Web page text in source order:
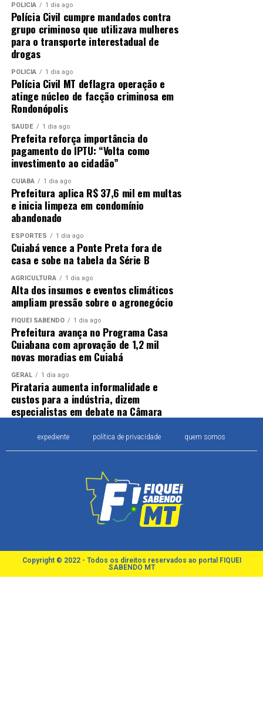
POLÍCIA 1 dia ago
Polícia Civil cumpre mandados contra
grupo criminoso que utilizava mulheres
para o transporte interestadual de
drogas
POLÍCIA 1 dia ago
Polícia Civil MT deflagra operação e
atinge núcleo de facção criminosa em
Rondonópolis
SAÚDE 1 dia ago
Prefeita reforça importância do
pagamento do IPTU: “Volta como
investimento ao cidadão”
CUIABÁ 1 dia ago
Prefeitura aplica R$ 37,6 mil em multas
e inicia limpeza em condomínio
abandonado
ESPORTES 1 dia ago
Cuiabá vence a Ponte Preta fora de
casa e sobe na tabela da Série B
AGRICULTURA 1 dia ago
Alta dos insumos e eventos climáticos
ampliam pressão sobre o agronegócio
FIQUEI SABENDO 1 dia ago
Prefeitura avança no Programa Casa
Cuiabana com aprovação de 1,2 mil
novas moradias em Cuiabá
GERAL 1 dia ago
Pirataria aumenta informalidade e
custos para a indústria, dizem
especialistas em debate na Câmara
expediente política de privacidade quem somos
Copyright © 2022 - Todos os direitos reservados ao portal FIQUEI
SABENDO MT